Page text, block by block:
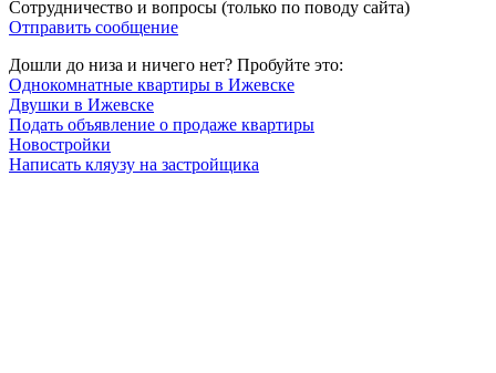
Сотрудничество и вопросы (только по поводу сайта)
Отправить сообщение
Дошли до низа и ничего нет? Пробуйте это:
Однокомнатные квартиры в Ижевске
Двушки в Ижевске
Подать объявление о продаже квартиры
Новостройки
Написать кляузу на застройщика